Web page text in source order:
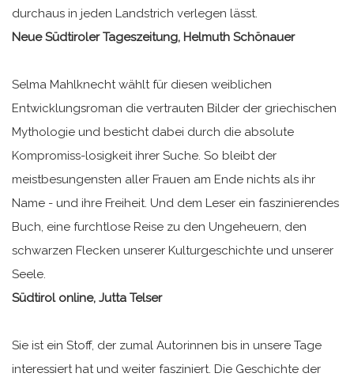
durchaus in jeden Landstrich verlegen lässt.
Neue Südtiroler Tageszeitung, Helmuth Schönauer
Selma Mahlknecht wählt für diesen weiblichen
Entwicklungsroman die vertrauten Bilder der griechischen
Mythologie und besticht dabei durch die absolute
Kompromiss-losigkeit ihrer Suche. So bleibt der
meistbesungensten aller Frauen am Ende nichts als ihr
Name - und ihre Freiheit. Und dem Leser ein faszinierendes
Buch, eine furchtlose Reise zu den Ungeheuern, den
schwarzen Flecken unserer Kulturgeschichte und unserer
Seele.
Südtirol online, Jutta Telser
Sie ist ein Stoff, der zumal Autorinnen bis in unsere Tage
interessiert hat und weiter fasziniert. Die Geschichte der